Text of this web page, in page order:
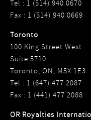
Tel : 1 (514) 940 0670
Fax : 1 (514) 940 0669
Toronto
100 King Street West
Suite 5710
Toronto, ON, M5X 1E3
Tel : 1 (647) 477 2087
Fax : 1 (441) 477 2088
OR Royalties